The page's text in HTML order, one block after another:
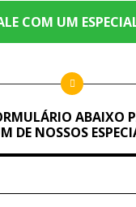
COM UM
ABAIXO
DE NOSSOS